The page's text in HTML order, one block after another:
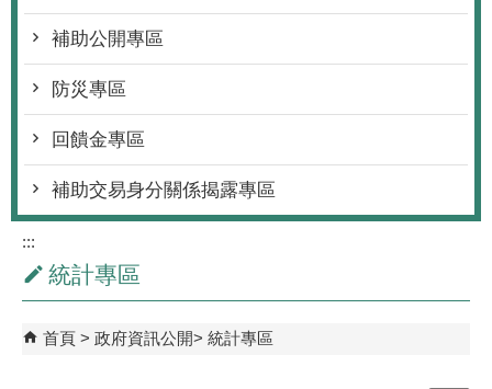
補助公開專區
防災專區
回饋金專區
補助交易身分關係揭露專區
:::
統計專區
首頁 政府資訊公開 統計專區